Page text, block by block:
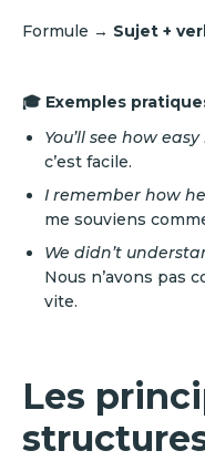
Formule → Sujet +
🎓 Exemples
You’ll see how easy
c’est facile.
I remember how
me souviens
We didn’t
Nous n’avons pas
vite.
Les